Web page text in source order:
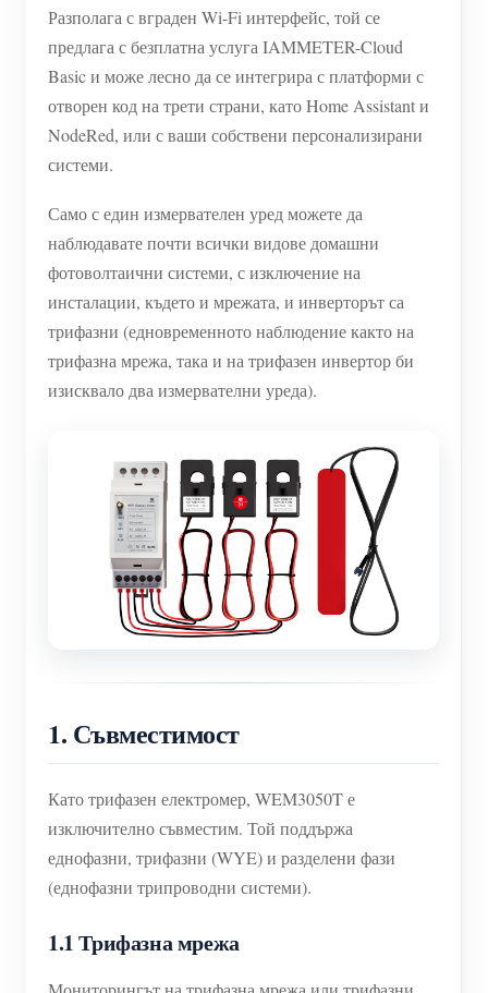
Разполага с вграден Wi-Fi интерфейс, той се
предлага с безплатна услуга IAMMETER-Cloud
Basic и може лесно да се интегрира с платформи с
отворен код на трети страни, като Home Assistant и
NodeRed, или с ваши собствени персонализирани
системи.
Само с един измервателен уред можете да
наблюдавате почти всички видове домашни
фотоволтаични системи, с изключение на
инсталации, където и мрежата, и инверторът са
трифазни (едновременното наблюдение както на
трифазна мрежа, така и на трифазен инвертор би
изисквало два измервателни уреда).
1. Съвместимост
Като трифазен електромер, WEM3050T е
изключително съвместим. Той поддържа
еднофазни, трифазни (WYE) и разделени фази
(еднофазни трипроводни системи).
1.1 Трифазна мрежа